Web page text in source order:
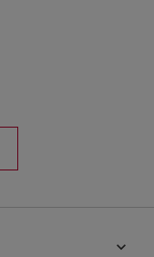
keyboard_arrow_down